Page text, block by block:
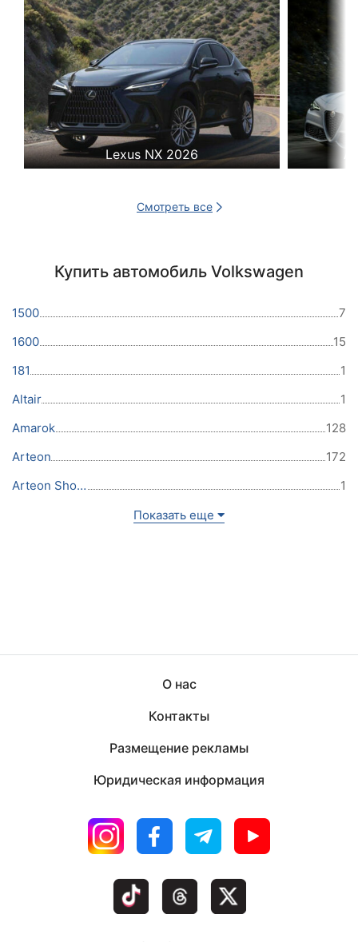
Lexus NX 2026
Смотреть все
Купить автомобиль Volkswagen
1500
7
1600
15
181
1
Altair
1
Amarok
128
Arteon
172
Arteon Shooting Brake
1
Показать еще
О нас
Контакты
Размещение рекламы
Юридическая информация